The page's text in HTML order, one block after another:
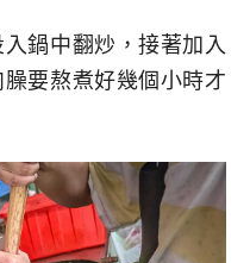
鍋中翻炒，接著加入
要熬煮好幾個小時才